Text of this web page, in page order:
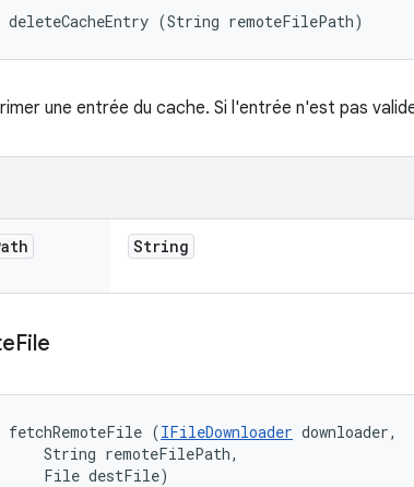
(String remoteFilePath)
une entrée du cache. Si l'entrée n'est pas
String
File
(IFileDownloader downloader,
String remoteFilePath,
File destFile)